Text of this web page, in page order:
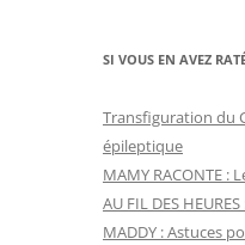
SI VOUS EN AVEZ
Transfiguration du
épileptique
MAMY RACONTE :
AU FIL DES
MADDY : Astuces